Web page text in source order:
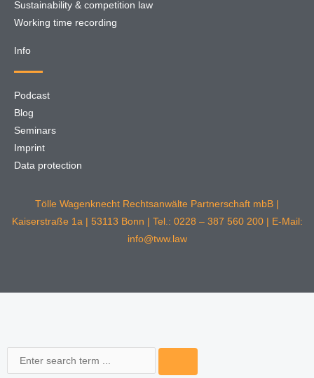
Sustainability & competition law
Working time recording
Info
Podcast
Blog
Seminars
Imprint
Data protection
Tölle Wagenknecht Rechtsanwälte Partnerschaft mbB |
Kaiserstraße 1a | 53113 Bonn | Tel.: 0228 – 387 560 200 | E-Mail:
info@tww.law
Search